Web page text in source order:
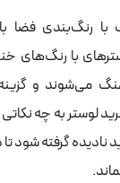
با رنگ‌بندی
با رنگ‌های
می‌شوند و
لوستر به چه
نادیده گرفته شود